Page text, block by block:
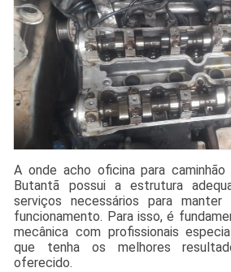
A onde acho oficina para caminhão
Butantã possui a estrutura
serviços necessários para
funcionamento. Para isso, é
mecânica com profissionais
que tenha os melhores
oferecido.